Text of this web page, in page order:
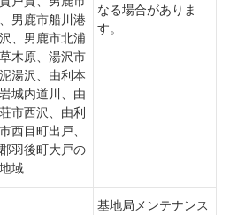
男鹿市船川港
、男鹿市北浦
木原、湯沢市
湯沢、由利本
城内道川、由
市西沢、由利
西目町出戸、
羽後町大戸の
域
なる場合がありま
す。
基地局メンテナンス